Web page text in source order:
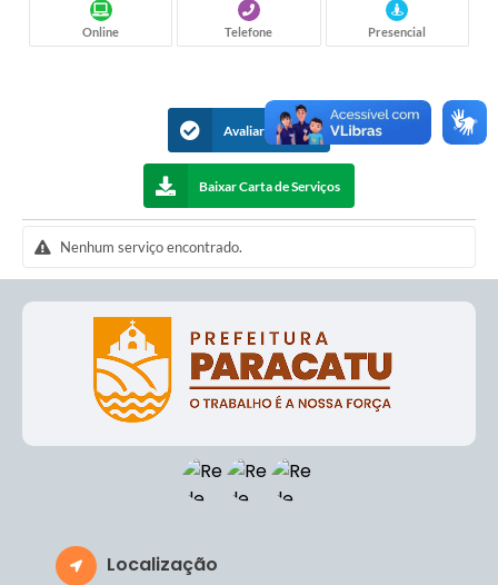
Online Telefone Presencial
Avaliar Serviços
Baixar Carta de Serviços
Nenhum serviço encontrado.
Localização